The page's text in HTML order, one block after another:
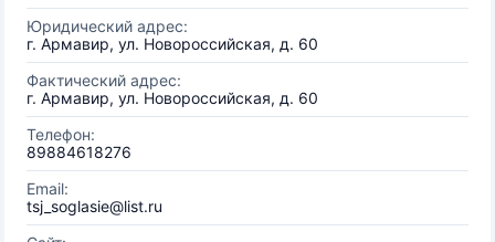
Юридический адрес:
г. Армавир, ул. Новороссийская, д. 60
Фактический адрес:
г. Армавир, ул. Новороссийская, д. 60
Телефон:
89884618276
Email:
tsj_soglasie@list.ru